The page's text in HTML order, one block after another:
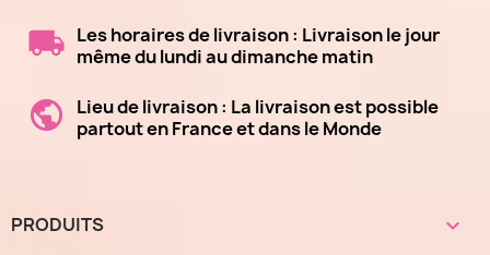
Les horaires de livraison : Livraison le jour
même du lundi au dimanche matin
Lieu de livraison : La livraison est possible
partout en France et dans le Monde
PRODUITS 